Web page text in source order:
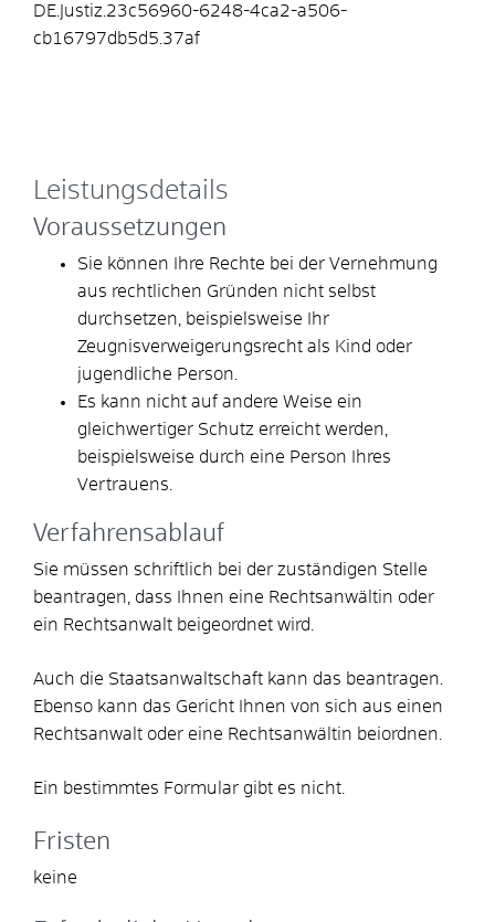
DE.Justiz.23c56960-6248-4ca2-a506-
cb16797db5d5.37af
Leistungsdetails
Voraussetzungen
Sie können Ihre Rechte bei der Vernehmung
aus rechtlichen Gründen nicht selbst
durchsetzen , beispielsweise Ihr
Zeugnisverweigerungsrecht als Kind oder
jugendliche Person
Es kann nicht auf andere Weise ein
gleichwertiger Schutz erreicht werden
beispielsweise durch eine Person Ihres
Vertrauens
Verfahrensablauf
Sie müssen schriftlich bei der zuständigen Stelle
beantragen, dass Ihnen eine Rechtsanwältin oder
ein Rechtsanwalt beigeordnet wird.
Auch die Staatsanwaltschaft kann das beantragen.
Ebenso kann das Gericht Ihnen von sich aus einen
Rechtsanwalt oder eine Rechtsanwältin beiordnen.
Ein bestimmtes Formular gibt es nicht.
Fristen
keine